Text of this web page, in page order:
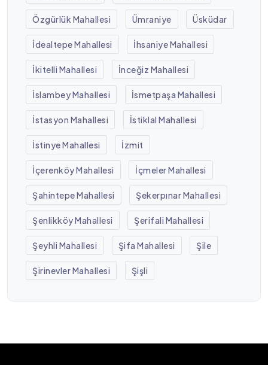
Özgürlük Mahallesi Ümraniye Üsküdar
İdealtepe Mahallesi İhsaniye Mahallesi
İkitelli Mahallesi İnceğiz Mahallesi
İslambey Mahallesi İsmetpaşa Mahallesi
İstasyon Mahallesi İstiklal Mahallesi
İstinye Mahallesi İzmit
İçerenköy Mahallesi İçmeler Mahallesi
Şahintepe Mahallesi Şekerpınar Mahallesi
Şenlikköy Mahallesi Şerifali Mahallesi
Şeyhli Mahallesi Şifa Mahallesi Şile
Şirinevler Mahallesi Şişli